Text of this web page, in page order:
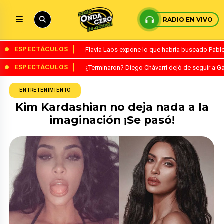
RADIO EN VIVO
ESPECTÁCULOS Flavia Laos expone lo que habría buscado
ESPECTÁCULOS ¿Terminaron? Diego Chávarri dejó de seguir a
ENTRETENIMIENTO
Kim Kardashian no deja nada a la
imaginación ¡Se pasó!